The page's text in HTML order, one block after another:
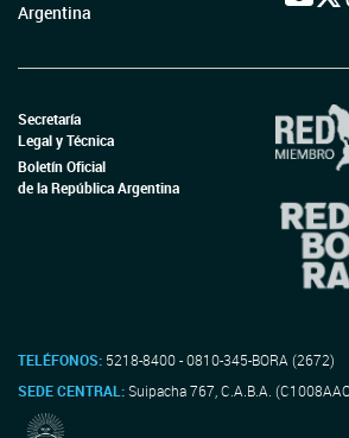
Argentina
Secretaría
Legal y Técnica
Boletín Oficial
de la República Argentina
TELÉFONOS: 5218-8400 - 0810-345-BORA (2672)
SEDE CENTRAL:Suipacha 767, C.A.B.A.